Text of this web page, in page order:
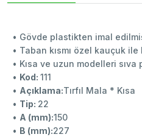
• Gövde plastikten imal
• Taban kısmı özel kauçuk ile
• Kısa ve uzun modelleri sıva
• Kod: 111
• Açıklama:Tırfıl Mala * Kısa
• Tip: 22
• A (mm):150
• B (mm):227